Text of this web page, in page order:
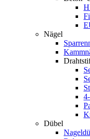
Nägel
Dübel